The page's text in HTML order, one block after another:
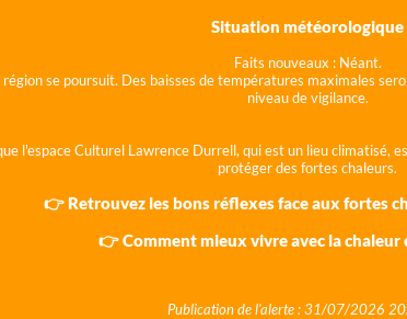
Situation météorologique
Faits nouveaux : Néant.
région se poursuit. Des baisses de températures maximales
niveau de vigilance.
l'espace Culturel Lawrence Durrell, qui est un lieu
protéger des fortes chaleurs.
👉 Retrouvez les bons réflexes face aux fortes
👉 Comment mieux vivre avec la chaleur
Publication de l'alerte : 31/07/2026